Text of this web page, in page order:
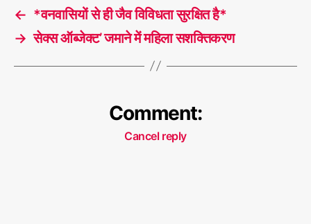
← *वनवासियों से ही जैव विविधता सुरक्षित है*
→ सेक्स ऑब्जेक्ट’ जमाने में महिला सशक्तिकरण
Comment:
Cancel reply